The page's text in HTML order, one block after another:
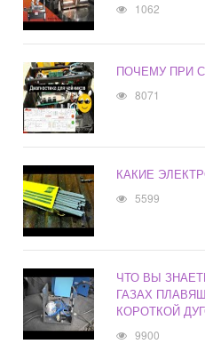
1062
ПОЧЕМУ ПРИ
8071
КАКИЕ
5599
ЧТО ВЫ
ГАЗАХ
КОРОТКОЙ
9900